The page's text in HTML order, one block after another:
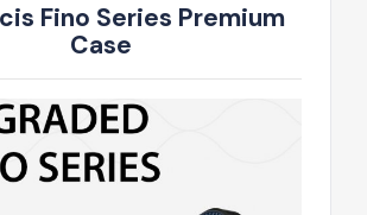
Fino Series Premium
Case